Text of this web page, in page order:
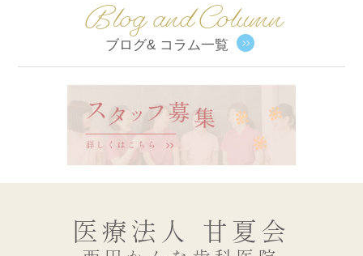
Blog and Column
ブログ& コラム一覧
医療法人 甘夏会